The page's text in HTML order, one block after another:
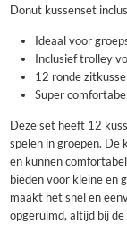
Donut kussenset
Ideaal voor
Inclusief trolley
12 ronde
Super
Deze set heeft 12
spelen in groepen. De
en kunnen
bieden voor kleine en
maakt het snel en
opgeruimd, altijd bij